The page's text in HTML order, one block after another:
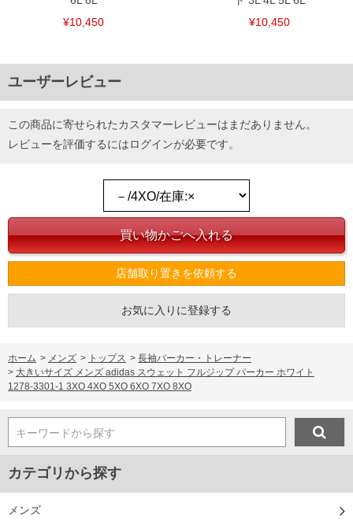
¥10,450
¥10,450
ユーザーレビュー
この商品に寄せられたカスタマーレビューはまだありません。
レビューを評価するにはログインが必要です。
店舗取り置きを依頼する
お気に入りに登録する
ホーム > メンズ > トップス > 長袖パーカー・トレーナー
> 大きいサイズ メンズ adidas スウェット フルジップ パーカー ホワイト
1278-3301-1 3XO 4XO 5XO 6XO 7XO 8XO
キーワードから探す
カテゴリから探す
メンズ